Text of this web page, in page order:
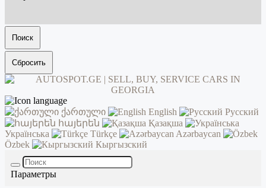
Поиск
Сбросить
ქართული English
Русский
հայերեն
Қазақша
Українська
Türkçe
Azərbaycan
Özbek
Кыргызский
Параметры